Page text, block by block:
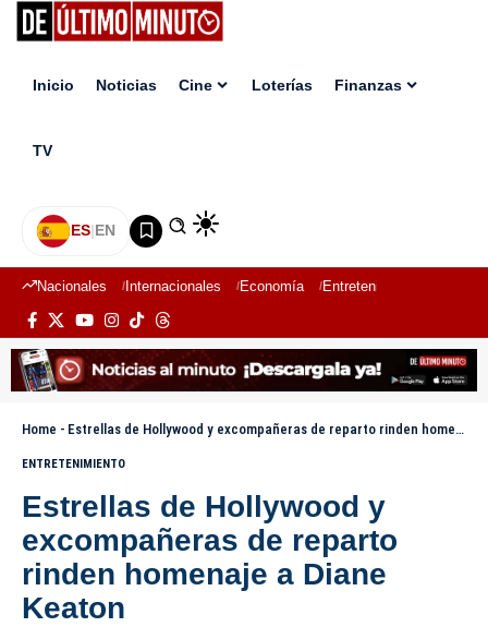
Inicio Noticias Cine Loterías Finanzas
TV
ES|EN
Nacionales Internacionales Economía Entretenimiento
Home - Estrellas de Hollywood y excompañeras de reparto rinden homenaje a Diane Keaton
ENTRETENIMIENTO
Estrellas de Hollywood y
excompañeras de reparto
rinden homenaje a Diane
Keaton